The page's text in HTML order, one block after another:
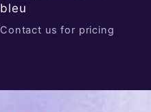
bleu
Contact us for pricing